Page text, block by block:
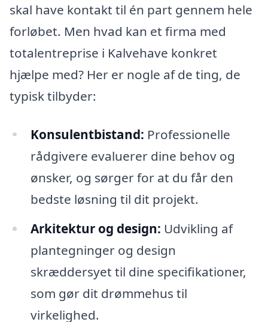
skal have kontakt til én part gennem hele
forløbet. Men hvad kan et firma med
totalentreprise i Kalvehave konkret
hjælpe med? Her er nogle af de ting, de
typisk tilbyder:
Konsulentbistand: Professionelle
rådgivere evaluerer dine behov og
ønsker, og sørger for at du får den
bedste løsning til dit projekt.
Arkitektur og design: Udvikling af
plantegninger og design
skræddersyet til dine specifikationer,
som gør dit drømmehus til
virkelighed.